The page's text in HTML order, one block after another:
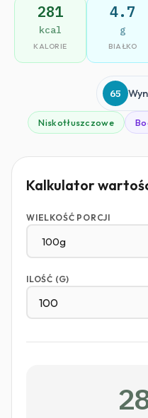
281
kcal
KALORIE
4.7
g
BIAŁKO
65
Niskotłuszczowe
Kalkulator
WIELKOŚĆ PORCJI
ILOŚĆ (G)